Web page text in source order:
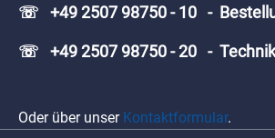
☏ +49 2507 98750 - 10 -
☏ +49 2507 98750 - 20 -
Oder über unser Kontaktformular.